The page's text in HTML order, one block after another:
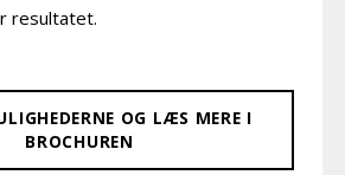
resultatet.
OG LÆS MERE I
BROCHUREN